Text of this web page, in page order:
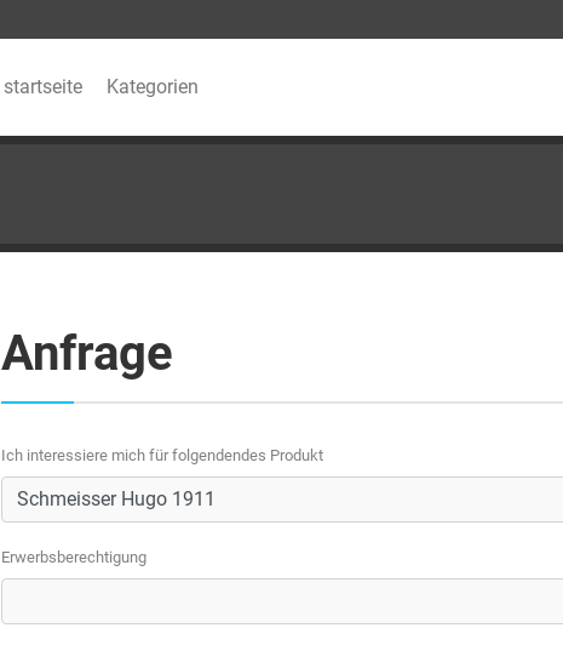
startseite Kategorien
Anfrage
Ich interessiere mich für folgendendes Produkt
Erwerbsberechtigung